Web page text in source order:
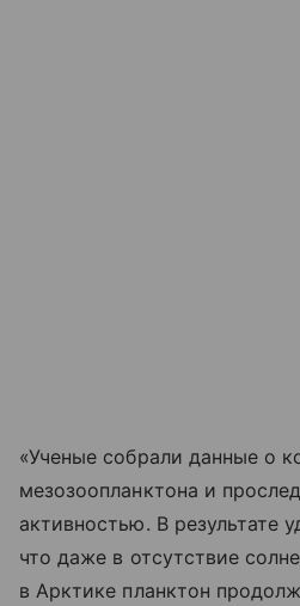
«Ученые собрали данные о
мезозоопланктона и
активностью. В результате
что даже в отсутствие
в Арктике планктон